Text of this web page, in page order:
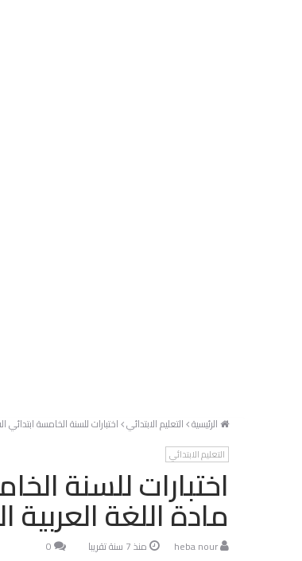
الرئيسية التعليم الابتدائي اختبارات للسنة الخامسة
التعليم الابتدائي
اختبارات للسنة
مادة اللغة العربية
heba nour منذ 7 سنة تقريبا 0